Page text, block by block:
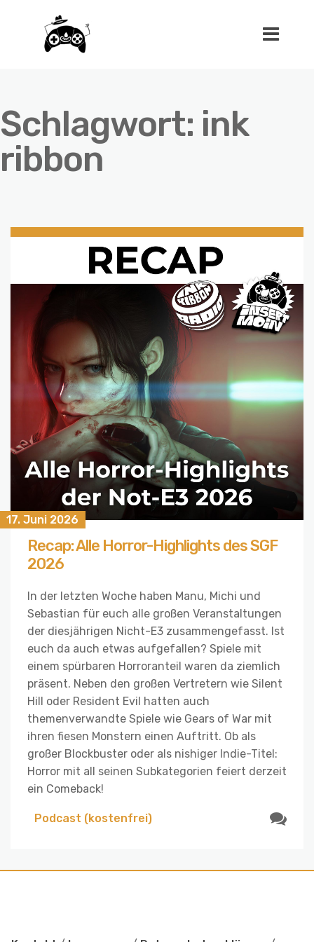
Schlagwort: ink
ribbon
17. Juni 2026
Recap: Alle Horror-Highlights des SGF
2026
In der letzten Woche haben Manu, Michi und
Sebastian für euch alle großen Veranstaltungen
der diesjährigen Nicht-E3 zusammengefasst. Ist
euch da auch etwas aufgefallen? Spiele mit
einem spürbaren Horroranteil waren da ziemlich
präsent. Neben den großen Vertretern wie Silent
Hill oder Resident Evil hatten auch
themenverwandte Spiele wie Gears of War mit
ihren fiesen Monstern einen Auftritt. Ob als
großer Blockbuster oder als nishiger Indie-Titel:
Horror mit all seinen Subkategorien feiert derzeit
ein Comeback!
Podcast (kostenfrei)